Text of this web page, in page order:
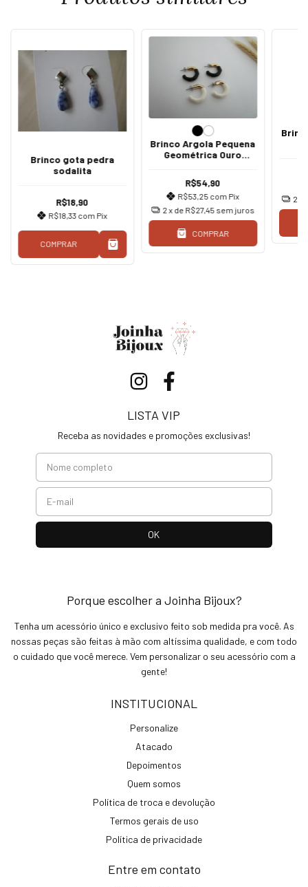
Brinco gota pedra
sodalita
R$18,90
R$18,33 com Pix
COMPRAR
Brinco Argola Pequena
Geométrica Ouro
R$54,90
R$53,25 com Pix
2x de R$27,45 sem juros
COMPRAR
2
LISTA VIP
Receba as novidades e promoções exclusivas!
Porque escolher a Joinha Bijoux?
Tenha um acessório único e exclusivo feito sob medida pra você. As
nossas peças são feitas à mão com altíssima qualidade, e com todo
o cuidado que você merece. Vem personalizar o seu acessório com a
gente!
INSTITUCIONAL
Personalize
Atacado
Depoimentos
Quem somos
Política de troca e devolução
Termos gerais de uso
Política de privacidade
Entre em contato